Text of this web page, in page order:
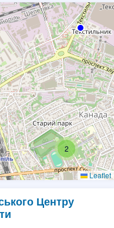
2
Leaflet
Центру